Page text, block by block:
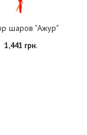
шаров "Ажур"
1,441 грн.